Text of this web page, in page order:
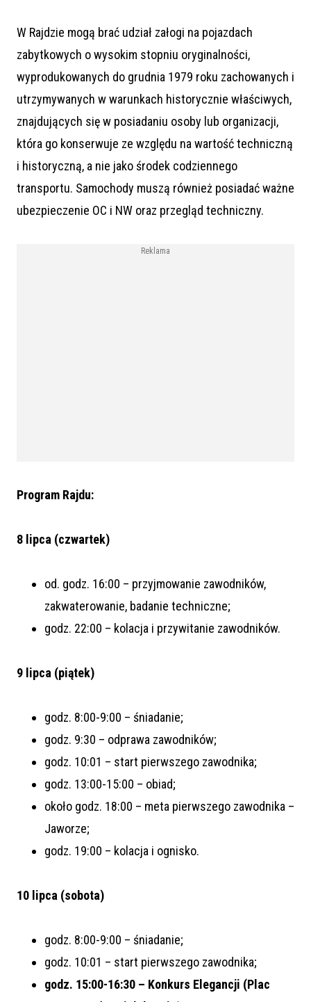
W Rajdzie mogą brać udział załogi na pojazdach
zabytkowych o wysokim stopniu oryginalności,
wyprodukowanych do grudnia 1979 roku zachowanych i
utrzymywanych w warunkach historycznie właściwych,
znajdujących się w posiadaniu osoby lub organizacji,
która go konserwuje ze względu na wartość techniczną
i historyczną, a nie jako środek codziennego
transportu. Samochody muszą również posiadać ważne
ubezpieczenie OC i NW oraz przegląd techniczny.
Reklama
Program Rajdu:
8 lipca (czwartek)
od. godz. 16:00 – przyjmowanie zawodników,
zakwaterowanie, badanie techniczne;
godz. 22:00 – kolacja i przywitanie zawodników.
9 lipca (piątek)
godz. 8:00-9:00 – śniadanie;
godz. 9:30 – odprawa zawodników;
godz. 10:01 – start pierwszego zawodnika;
godz. 13:00-15:00 – obiad;
około godz. 18:00 – meta pierwszego zawodnika –
Jaworze;
godz. 19:00 – kolacja i ognisko.
10 lipca (sobota)
godz. 8:00-9:00 – śniadanie;
godz. 10:01 – start pierwszego zawodnika;
godz. 15:00-16:30 – Konkurs Elegancji (Plac